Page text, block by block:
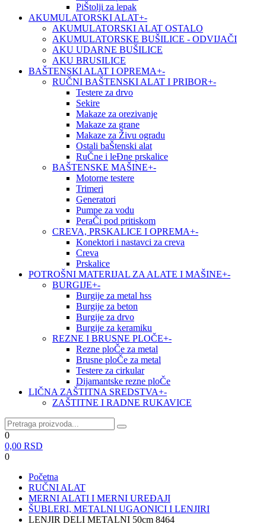
PiŠtolji za lepak
AKUMULATORSKI ALAT+-
AKUMULATORSKI ALAT OSTALO
AKUMULATORSKE BUŠILICE - ODVIJAČI
AKU UDARNE BUŠILICE
AKU BRUSILICE
BAŠTENSKI ALAT I OPREMA+-
RUČNI BAŠTENSKI ALAT I PRIBOR+-
Testere za drvo
Sekire
Makaze za orezivanje
Makaze za grane
Makaze za Živu ogradu
Ostali baŠtenski alat
RuČne i leĐne prskalice
BAŠTENSKE MAŠINE+-
Motorne testere
Trimeri
Generatori
Pumpe za vodu
PeraČi pod pritiskom
CREVA, PRSKALICE I OPREMA+-
Konektori i nastavci za creva
Creva
Prskalice
POTROŠNI MATERIJAL ZA ALATE I MAŠINE+-
BURGIJE+-
Burgije za metal hss
Burgije za beton
Burgije za drvo
Burgije za keramiku
REZNE I BRUSNE PLOČE+-
Rezne ploČe za metal
Brusne ploČe za metal
Testere za cirkular
Dijamantske rezne ploČe
LIČNA ZAŠTITNA SREDSTVA+-
ZAŠTITNE I RADNE RUKAVICE
0
0,00 RSD
0
Početna
RUČNI ALAT
MERNI ALATI I MERNI UREĐAJI
ŠUBLERI, METALNI UGAONICI I LENJIRI
LENJIR DELI METALNI 50cm 8464